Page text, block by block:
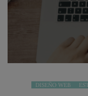
DISEÑO WEB